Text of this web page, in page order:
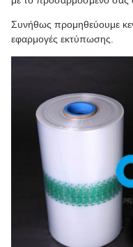
Συνήθως προμηθεύουμε
εφαρμογές εκτύπωσης.